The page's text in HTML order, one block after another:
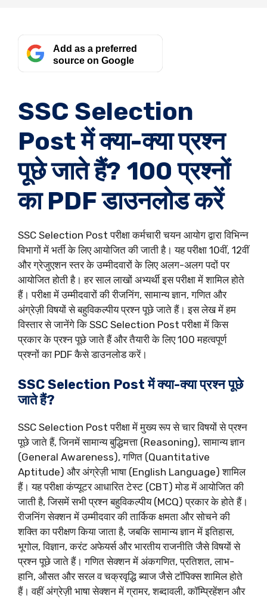
Add as a preferred
source on Google
SSC Selection
Post में क्या-क्या प्रश्न
पूछे जाते हैं? 100 प्रश्नों
का PDF डाउनलोड करें
SSC Selection Post परीक्षा कर्मचारी चयन आयोग द्वारा विभिन्न
विभागों में भर्ती के लिए आयोजित की जाती है। यह परीक्षा 10वीं, 12वीं
और ग्रेजुएशन स्तर के उम्मीदवारों के लिए अलग-अलग पदों पर
आयोजित होती है। हर साल लाखों अभ्यर्थी इस परीक्षा में शामिल होते
हैं। परीक्षा में उम्मीदवारों की रीजनिंग, सामान्य ज्ञान, गणित और
अंग्रेज़ी विषयों से बहुविकल्पीय प्रश्न पूछे जाते हैं। इस लेख में हम
विस्तार से जानेंगे कि SSC Selection Post परीक्षा में किस
प्रकार के प्रश्न पूछे जाते हैं और तैयारी के लिए 100 महत्वपूर्ण
प्रश्नों का PDF कैसे डाउनलोड करें।
SSC Selection Post में क्या-क्या प्रश्न पूछे
जाते हैं?
SSC Selection Post परीक्षा में मुख्य रूप से चार विषयों से प्रश्न
पूछे जाते हैं, जिनमें सामान्य बुद्धिमत्ता (Reasoning), सामान्य ज्ञान
(General Awareness), गणित (Quantitative
Aptitude) और अंग्रेज़ी भाषा (English Language) शामिल
हैं। यह परीक्षा कंप्यूटर आधारित टेस्ट (CBT) मोड में आयोजित की
जाती है, जिसमें सभी प्रश्न बहुविकल्पीय (MCQ) प्रकार के होते हैं।
रीजनिंग सेक्शन में उम्मीदवार की तार्किक क्षमता और सोचने की
शक्ति का परीक्षण किया जाता है, जबकि सामान्य ज्ञान में इतिहास,
भूगोल, विज्ञान, करंट अफेयर्स और भारतीय राजनीति जैसे विषयों से
प्रश्न पूछे जाते हैं। गणित सेक्शन में अंकगणित, प्रतिशत, लाभ-
हानि, औसत और सरल व चक्रवृद्धि ब्याज जैसे टॉपिक्स शामिल होते
हैं। वहीं अंग्रेज़ी भाषा सेक्शन में ग्रामर, शब्दावली, कॉम्प्रिहेंशन और